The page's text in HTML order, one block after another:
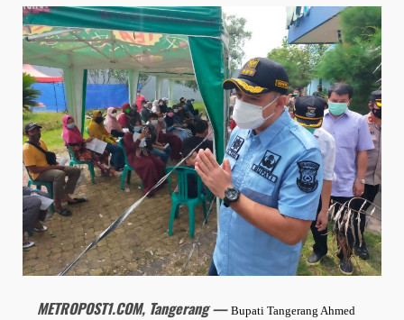
METROPOST1.COM, Tangerang — Bupati Tangerang Ahmed